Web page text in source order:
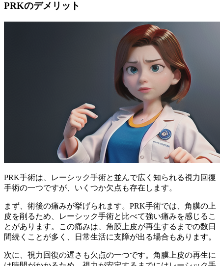
PRKのデメリット
PRK手術は、レーシック手術と並んで広く知られる視力回復
手術の一つですが、いくつか欠点も存在します。
まず、 術後の痛みが挙げられます。PRK手術では、角膜の上
皮を削るため、レーシック手術と比べて強い痛みを感じるこ
とがあります。この痛みは、角膜上皮が再生するまでの数日
間続くことが多く、日常生活に支障が出る場合もあります。
次に、 視力回復の遅さ も欠点の一つです。角膜上皮の再生に